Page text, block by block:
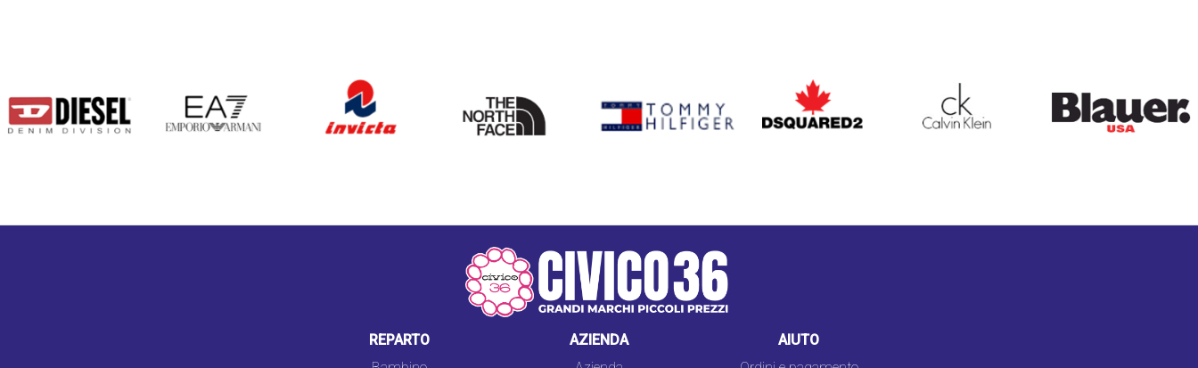
INVICTA
NORTH
FACE
DSQUARED2 CALVIN KLEIN
REPARTO
AZIENDA
AIUTO